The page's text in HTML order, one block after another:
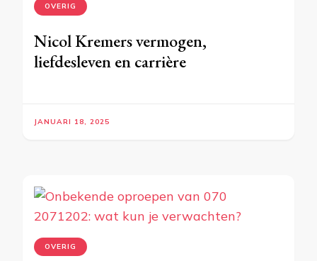
OVERIG
Nicol Kremers vermogen,
liefdesleven en carrière
JANUARI 18, 2025
OVERIG